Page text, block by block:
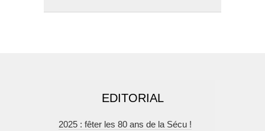
EDITORIAL
2025 : fêter les 80 ans de la Sécu !